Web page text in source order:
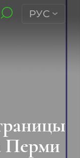
РУС
Перми